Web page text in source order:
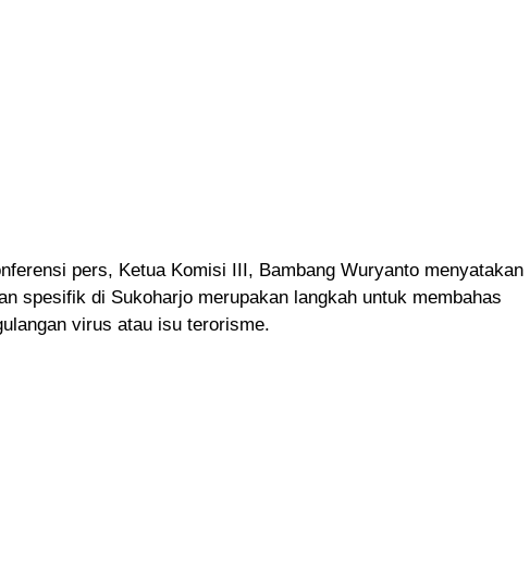
pers, Ketua Komisi III, Bambang Wuryanto menyatakan
spesifik di Sukoharjo merupakan langkah untuk membahas
virus atau isu terorisme.